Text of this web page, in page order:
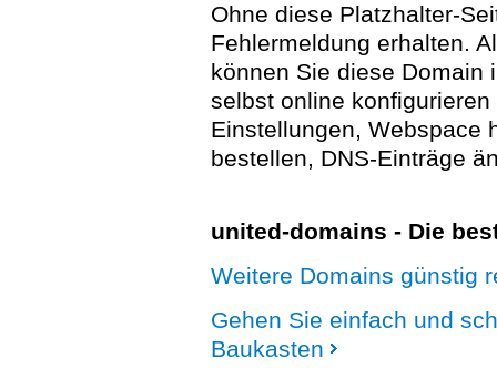
Ohne diese Platzhalter-
Fehlermeldung erhalten.
können Sie diese Domain
selbst online
Einstellungen, Webspace
bestellen, DNS-Einträge
united-domains - Die
Weitere Domains günstig
Gehen Sie einfach und
Baukasten